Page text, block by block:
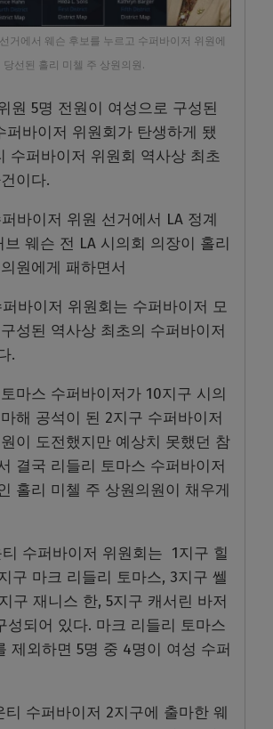
거에서 웨슨 후보를 누르고 수퍼바이저 위원에
당선된 홀리 미첼 주 상원의원.
원 5명 전원이 여성으로 구성된
퍼바이저 위원회가 탄생하게 됐
수퍼바이저 위원회 역사상 최초
이다.
바이저 위원 선거에서 LA 정계
웨슨 전 LA 시의회 의장이 홀리
원에게 패하면서
바이저 위원회는 수퍼바이저 모
성된 역사상 최초의 수퍼바이저
.
마스 수퍼바이저가 10지구 시의
해 공석이 된 2지구 수퍼바이저
이 도전했지만 예상치 못했던 참
결국 리들리 토마스 수퍼바이저
홀리 미첼 주 상원의원이 채우게
수퍼바이저 위원회는 1지구 힐
구 마크 리들리 토마스, 3지구 쎌
구 재니스 한, 5지구 캐서린 바저
성되어 있다. 마크 리들리 토마스
제외하면 5명 중 4명이 여성 수퍼
티 수퍼바이저 2지구에 출마한 웨